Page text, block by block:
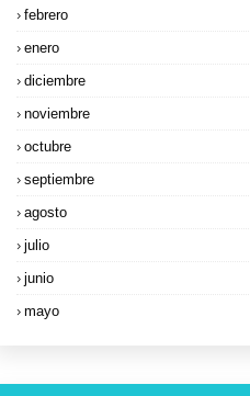
febrero
enero
diciembre
noviembre
octubre
septiembre
agosto
julio
junio
mayo